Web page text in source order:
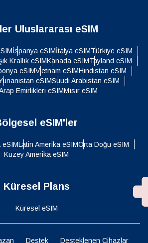
Uluslararası eSIM
İspanya eSIMİtalya eSIMTürkiye eSIM
Krallık eSIMKanada eSIMTayland eSIM
eSIMVietnam eSIMHindistan eSIM
eSIMSuudi Arabistan eSIM
Emirlikleri eSIMMısır eSIM
eSIM'ler
eSIMLatin Amerika eSIMOrta Doğu eSIM
Kuzey Amerika eSIM
Küresel Plans
Küresel eSIM
Destek Desteklenen Cihazlar